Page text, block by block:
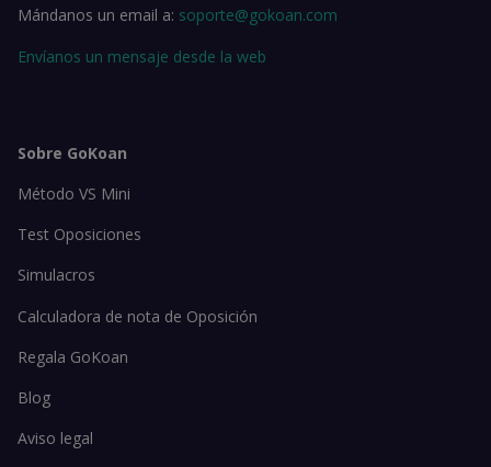
Mándanos un email a: soporte@gokoan.com
Envíanos un mensaje desde la web
Sobre GoKoan
Método VS Mini
Test Oposiciones
Simulacros
Calculadora de nota de Oposición
Regala GoKoan
Blog
Aviso legal